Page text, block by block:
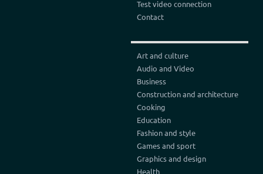
Test video connection
Contact
Art and culture
Audio and Video
Business
Construction and architecture
Cooking
Education
Fashion and style
Games and sport
Graphics and design
Health